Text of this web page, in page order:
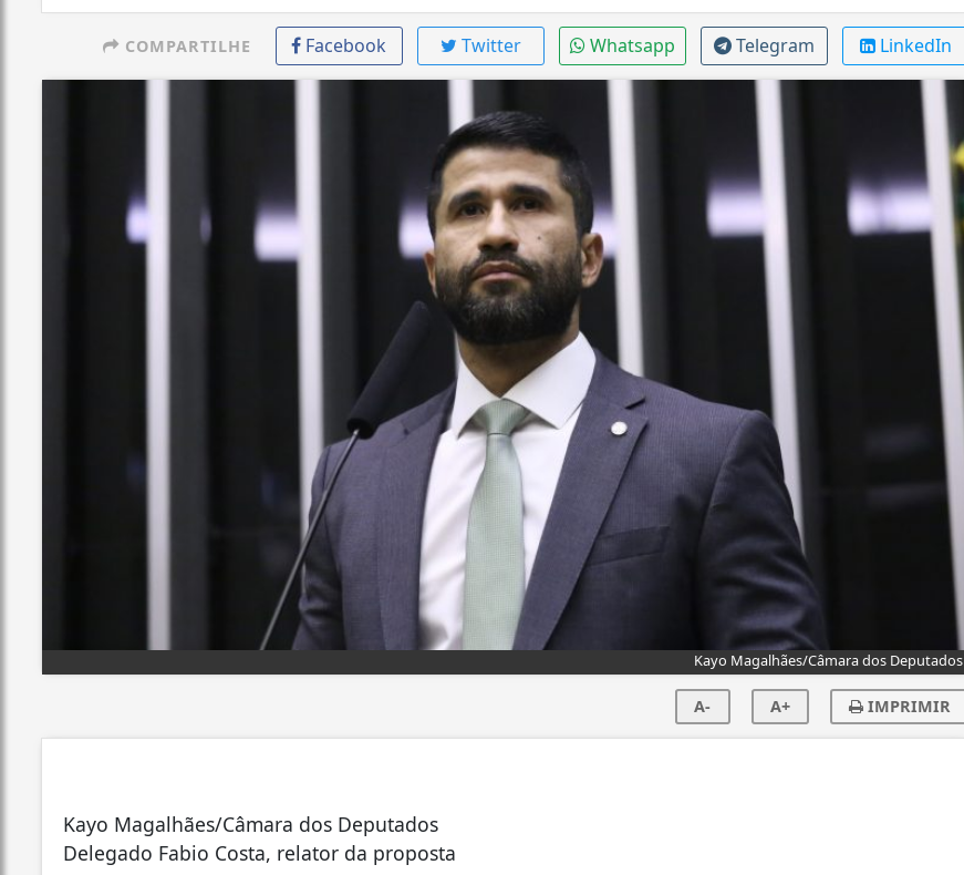
COMPARTILHE Facebook Twitter Whatsapp Telegram LinkedIn
Kayo Magalhães/Câmara dos Deputados
A- A+ IMPRIMIR
Kayo Magalhães/Câmara dos Deputados
Delegado Fabio Costa, relator da proposta